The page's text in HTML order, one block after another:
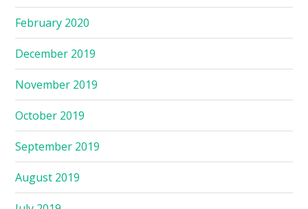
February 2020
December 2019
November 2019
October 2019
September 2019
August 2019